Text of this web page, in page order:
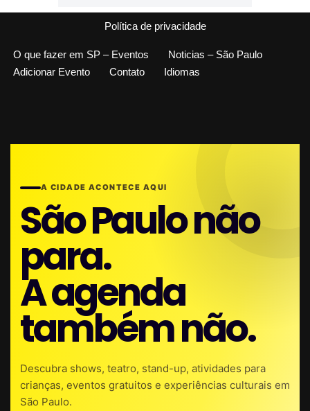
Política de privacidade
O que fazer em SP – Eventos
Noticias – São Paulo
Adicionar Evento
Contato Idiomas
A CIDADE ACONTECE AQUI
São Paulo não
para.
A agenda
também não.
Descubra shows, teatro, stand-up, atividades para
crianças, eventos gratuitos e experiências culturais em
São Paulo.